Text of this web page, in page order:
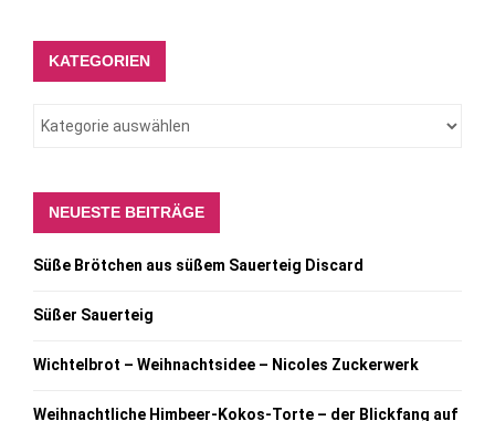
KATEGORIEN
NEUESTE BEITRÄGE
Süße Brötchen aus süßem Sauerteig Discard
Süßer Sauerteig
Wichtelbrot – Weihnachtsidee – Nicoles Zuckerwerk
Weihnachtliche Himbeer-Kokos-Torte – der Blickfang auf